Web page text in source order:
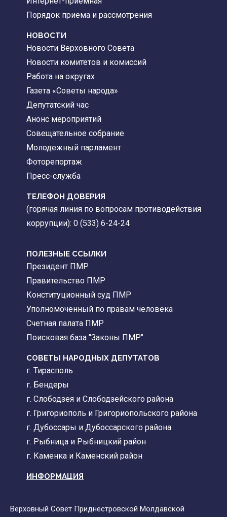
Порядок приема и рассмотрения
НОВОСТИ
Новости Верховного Совета
Новости комитетов и комиссий
Работа на округах
Газета «Советы народа»
Депутатский час
Анонс мероприятий
Совещательное собрание
Молодежный парламент
Фоторепортаж
Пресс-служба
ТЕЛЕФОН ДОВЕРИЯ
(горячая линия по вопросам противодействия
коррупции): 0 (533) 6-24-24
ПОЛЕЗНЫЕ ССЫЛКИ
Президент ПМР
Правительство ПМР
Конституционный суд ПМР
Уполномоченный по правам человека
Счетная палата ПМР
Поисковая база "Законы ПМР"
СОВЕТЫ НАРОДНЫХ ДЕПУТАТОВ
г. Тирасполь
г. Бендеры
г. Слободзея и Слободзейского района
г. Григориополь и Григориопольского района
г. Дубоссары и Дубоссарского района
г. Рыбница и Рыбницкий район
г. Каменка и Каменский район
ИНФОРМАЦИЯ
Верховный Совет Приднестровской Молдавской